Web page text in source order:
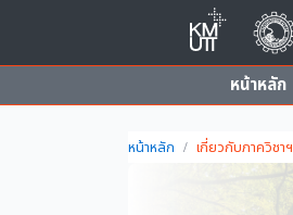
หน้าหลัก
หน้าหลัก เกี่ยวกับภาควิชาฯ